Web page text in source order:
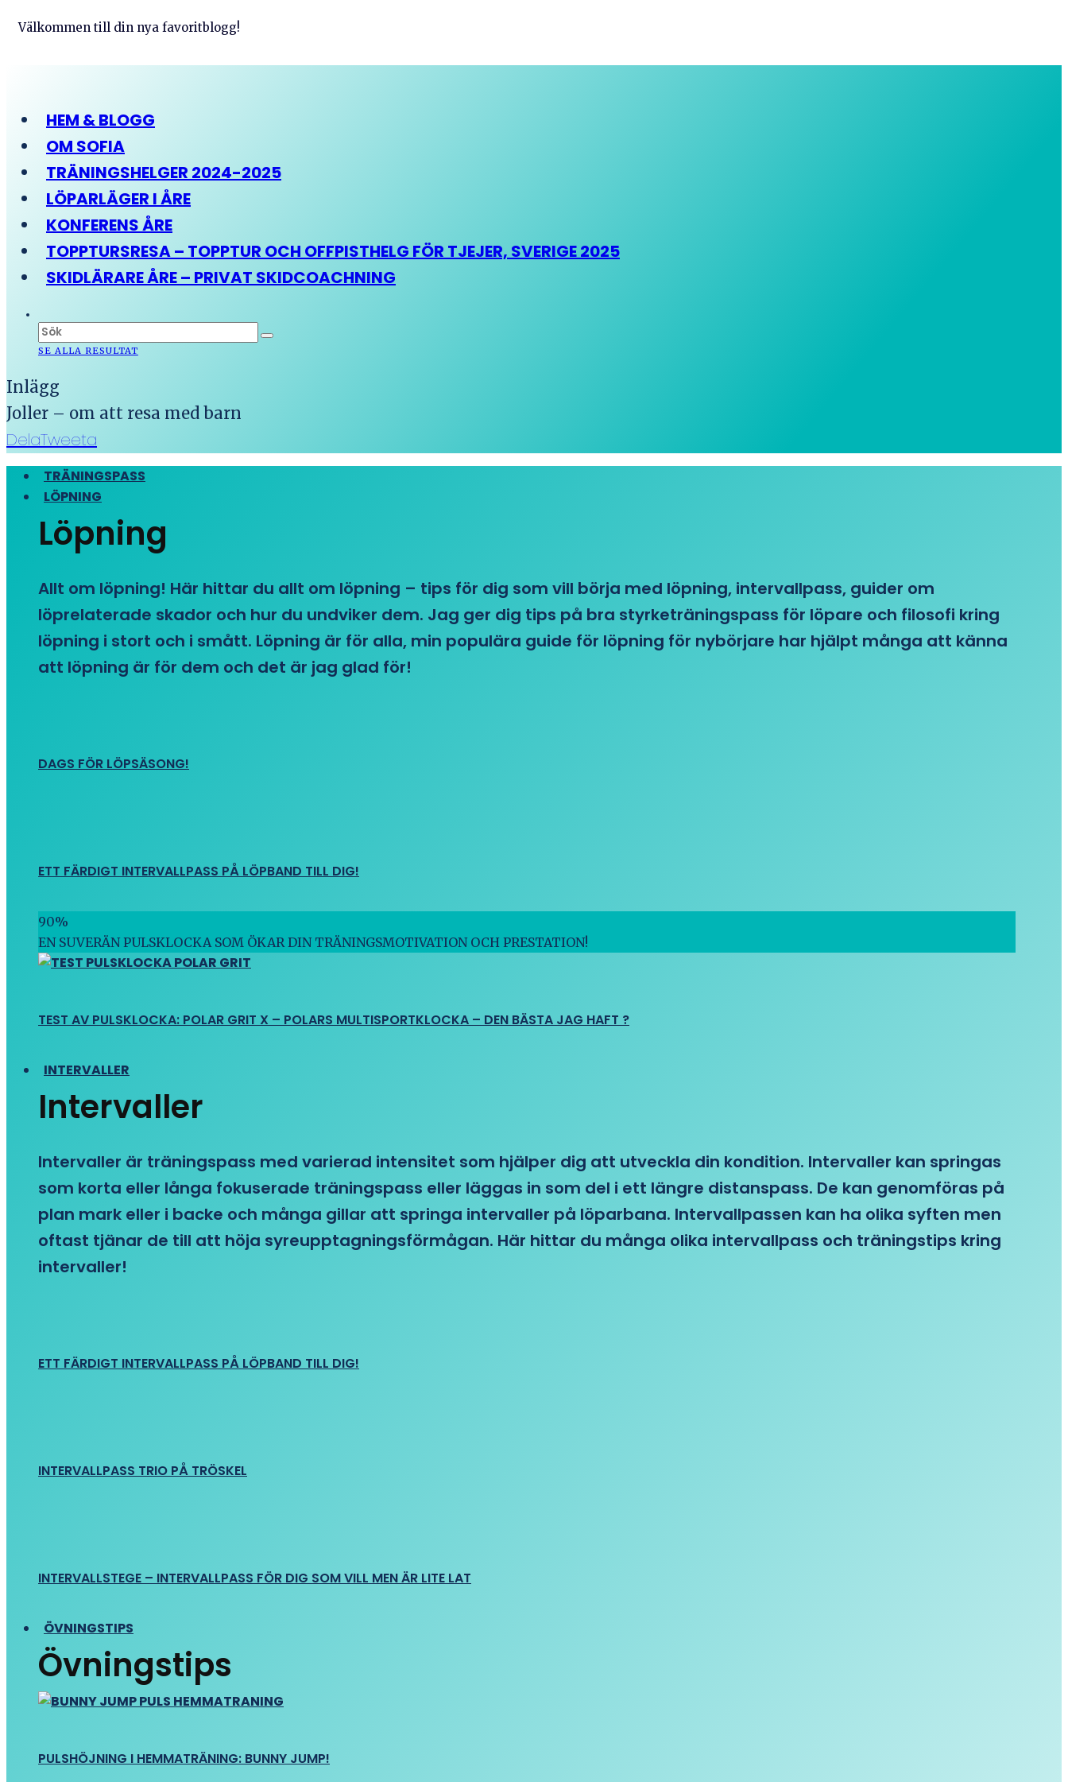
Välkommen till din nya favoritblogg!
HEM & BLOGG
OM SOFIA
TRÄNINGSHELGER 2024-2025
LÖPARLÄGER I ÅRE
KONFERENS ÅRE
TOPPTURSRESA – TOPPTUR OCH OFFPISTHELG FÖR TJEJER, SVERIGE 2025
SKIDLÄRARE ÅRE – PRIVAT SKIDCOACHNING
SE ALLA RESULTAT
Inlägg
Joller – om att resa med barn
DelaTweeta
TRÄNINGSPASS
LÖPNING
Löpning
Allt om löpning! Här hittar du allt om löpning – tips för dig som vill börja med löpning, intervallpass, guider om
löprelaterade skador och hur du undviker dem. Jag ger dig tips på bra styrketräningspass för löpare och filosofi kring
löpning i stort och i smått. Löpning är för alla, min populära guide för löpning för nybörjare har hjälpt många att känna
att löpning är för dem och det är jag glad för!
DAGS FÖR LÖPSÄSONG!
ETT FÄRDIGT INTERVALLPASS PÅ LÖPBAND TILL DIG!
90%
EN SUVERÄN PULSKLOCKA SOM ÖKAR DIN TRÄNINGSMOTIVATION OCH PRESTATION!
TEST AV PULSKLOCKA: POLAR GRIT X – POLARS MULTISPORTKLOCKA – DEN BÄSTA JAG HAFT ?
INTERVALLER
Intervaller
Intervaller är träningspass med varierad intensitet som hjälper dig att utveckla din kondition. Intervaller kan springas
som korta eller långa fokuserade träningspass eller läggas in som del i ett längre distanspass. De kan genomföras på
plan mark eller i backe och många gillar att springa intervaller på löparbana. Intervallpassen kan ha olika syften men
oftast tjänar de till att höja syreupptagningsförmågan. Här hittar du många olika intervallpass och träningstips kring
intervaller!
ETT FÄRDIGT INTERVALLPASS PÅ LÖPBAND TILL DIG!
INTERVALLPASS TRIO PÅ TRÖSKEL
INTERVALLSTEGE – INTERVALLPASS FÖR DIG SOM VILL MEN ÄR LITE LAT
ÖVNINGSTIPS
Övningstips
PULSHÖJNING I HEMMATRÄNING: BUNNY JUMP!